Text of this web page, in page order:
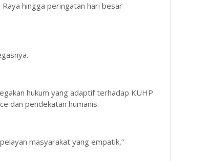
hingga peringatan hari besar
hukum yang adaptif terhadap KUHP
dan pendekatan humanis.
masyarakat yang empatik,”